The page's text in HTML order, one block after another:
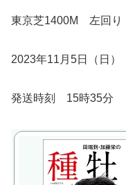
東京芝1400M 左回り
2023年11月5日（日）
発送時刻 15時35分